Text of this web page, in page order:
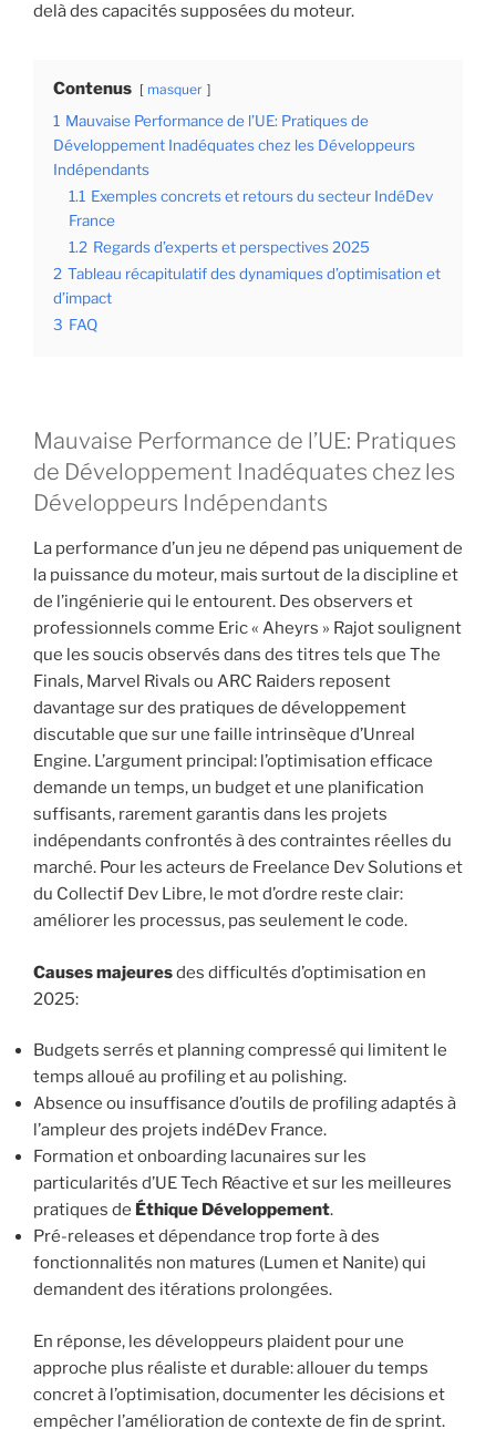
delà des capacités supposées du moteur.
Contenus masquer
1 Mauvaise Performance de l’UE: Pratiques de
Développement Inadéquates chez les Développeurs
Indépendants
1.1 Exemples concrets et retours du secteur IndéDev
France
1.2 Regards d’experts et perspectives 2025
2 Tableau récapitulatif des dynamiques d’optimisation et
d’impact
3 FAQ
Mauvaise Performance de l’UE: Pratiques
de Développement Inadéquates chez les
Développeurs Indépendants
La performance d’un jeu ne dépend pas uniquement de
la puissance du moteur, mais surtout de la discipline et
de l’ingénierie qui le entourent. Des observers et
professionnels comme Eric « Aheyrs » Rajot soulignent
que les soucis observés dans des titres tels que The
Finals, Marvel Rivals ou ARC Raiders reposent
davantage sur des pratiques de développement
discutable que sur une faille intrinsèque d’Unreal
Engine. L’argument principal: l’optimisation efficace
demande un temps, un budget et une planification
suffisants, rarement garantis dans les projets
indépendants confrontés à des contraintes réelles du
marché. Pour les acteurs de Freelance Dev Solutions et
du Collectif Dev Libre, le mot d’ordre reste clair:
améliorer les processus, pas seulement le code.
Causes majeuresdes difficultés d’optimisation en
2025:
Budgets serrés et planning compressé qui limitent le
temps alloué au profiling et au polishing.
Absence ou insuffisance d’outils de profiling adaptés à
l’ampleur des projets indéDev France.
Formation et onboarding lacunaires sur les
particularités d’UE Tech Réactive et sur les meilleures
pratiques de Éthique Développement.
Pré-releases et dépendance trop forte à des
fonctionnalités non matures (Lumen et Nanite) qui
demandent des itérations prolongées.
En réponse, les développeurs plaident pour une
approche plus réaliste et durable: allouer du temps
concret à l’optimisation, documenter les décisions et
empêcher l’amélioration de contexte de fin de sprint.